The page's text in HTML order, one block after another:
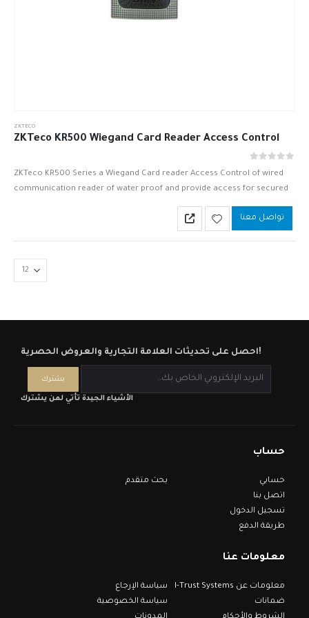
ZKTECO
ZKTeco KR500 Wiegand Card Reader Access Control
ZKTeco KR500 Series a Wiegand Card reader Access Control of wired
communication reader of water proof and provide access for secured
تواصل معنا
احصل على تحديثات العلامة التجارية والعروض الحصرية!
الأشياء الجيدة تأتي لمن يشترك
حساب
حسابي
اتصل بنا
تسجيل الدخول
طريقة الدفع
بحث متقدم
معلومات عنا
معلومات عن I-Trust Systems
ضمانات
سياسة الإرجاع
سياسة الخصوصية